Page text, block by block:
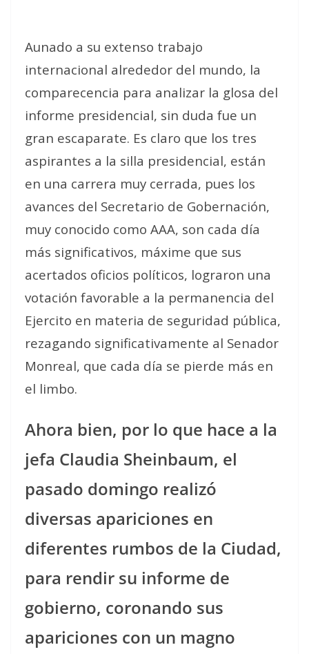
Aunado a su extenso trabajo
internacional alrededor del mundo, la
comparecencia para analizar la glosa del
informe presidencial, sin duda fue un
gran escaparate. Es claro que los tres
aspirantes a la silla presidencial, están
en una carrera muy cerrada, pues los
avances del Secretario de Gobernación,
muy conocido como AAA, son cada día
más significativos, máxime que sus
acertados oficios políticos, lograron una
votación favorable a la permanencia del
Ejercito en materia de seguridad pública,
rezagando significativamente al Senador
Monreal, que cada día se pierde más en
el limbo.
Ahora bien, por lo que hace a la
jefa Claudia Sheinbaum, el
pasado domingo realizó
diversas apariciones en
diferentes rumbos de la Ciudad,
para rendir su informe de
gobierno, coronando sus
apariciones con un magno